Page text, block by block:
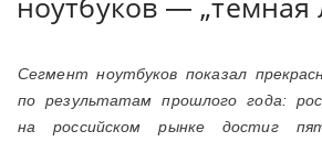
Сегмент ноутбуков показал
по результатам прошлого года:
на российском рынке достиг